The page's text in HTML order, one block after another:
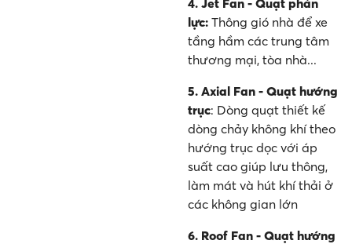
lực: Thông gió nhà để xe
tầng hầm các trung tâm
thương mại, tòa nhà...
5. Axial Fan - Quạt hướng
trục: Dòng quạt thiết kế
dòng chảy không khí theo
hướng trục dọc với áp
suất cao giúp lưu thông,
làm mát và hút khí thải ở
các không gian lớn
6. Roof Fan - Quạt hướng